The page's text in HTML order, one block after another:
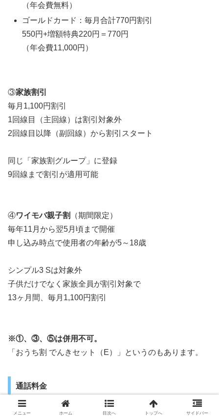
（年会費無料）
ゴールドカード：毎月合計770円割引
550円+増額特典220円＝770円
（年会費11,000円）
③家族割引
毎月1,100円割引
1回線目（主回線）は割引対象外
2回線目以降（副回線）から割引スタート
同じ「家族割グループ」に登録
9回線まで割引が適用可能
④ワイモバ親子割
（期間限定）
毎年11月から翌5月頃まで開催
申し込み時点で使用者の年齢が5～18歳
シンプル3 Sは対象外
子供だけでなく家族全員が割引対象で
13ヶ月間、毎月1,100円割引
※①、③、⑤は併用不可。
「おうち割 でんきセット（E）」というのもあります。
通話料金
メニュー ホーム 目次へ トップへ サイドバー